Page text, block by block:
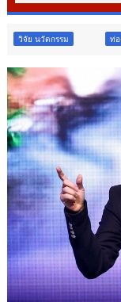
ท่องเที่ยว ภูมิภาค